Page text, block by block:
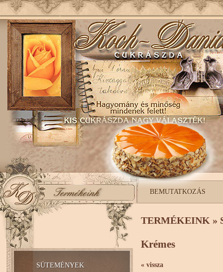
BEMUTATKOZÁS
SÜTEMÉNYEK
TERMÉKEINK »
Krémes
« vissza